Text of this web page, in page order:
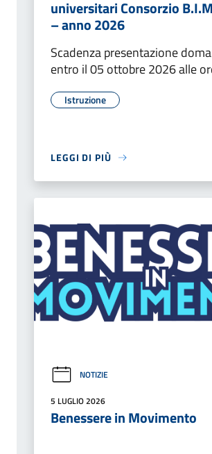
universitari Consorzio
– anno 2026
Scadenza presentazione
entro il 05 ottobre 2026 alle
Istruzione
LEGGI DI PIÙ
NOTIZIE
5 LUGLIO 2026
Benessere in Movimento